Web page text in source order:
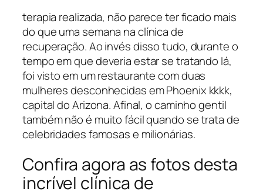
terapia realizada, não parece ter ficado mais
do que uma semana na clínica de
recuperação. Ao invés disso tudo, durante o
tempo em que deveria estar se tratando lá,
foi visto em um restaurante com duas
mulheres desconhecidas em Phoenix kkkk,
capital do Arizona. Afinal, o caminho gentil
também não é muito fácil quando se trata de
celebridades famosas e milionárias.
Confira agora as fotos desta
incrível clínica de